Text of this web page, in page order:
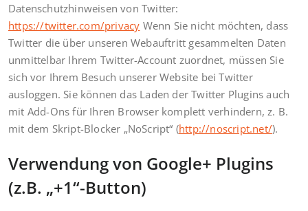
Datenschutzhinweisen von Twitter:
https://twitter.com/privacy Wenn Sie nicht möchten, dass
Twitter die über unseren Webauftritt gesammelten Daten
unmittelbar Ihrem Twitter-Account zuordnet, müssen Sie
sich vor Ihrem Besuch unserer Website bei Twitter
ausloggen. Sie können das Laden der Twitter Plugins auch
mit Add-Ons für Ihren Browser komplett verhindern, z. B.
mit dem Skript-Blocker „NoScript“ (http://noscript.net/).
Verwendung von Google+ Plugins
(z.B. „+1“-Button)